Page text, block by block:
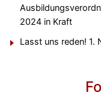
2024 in Kraft
Lasst uns reden! 1.